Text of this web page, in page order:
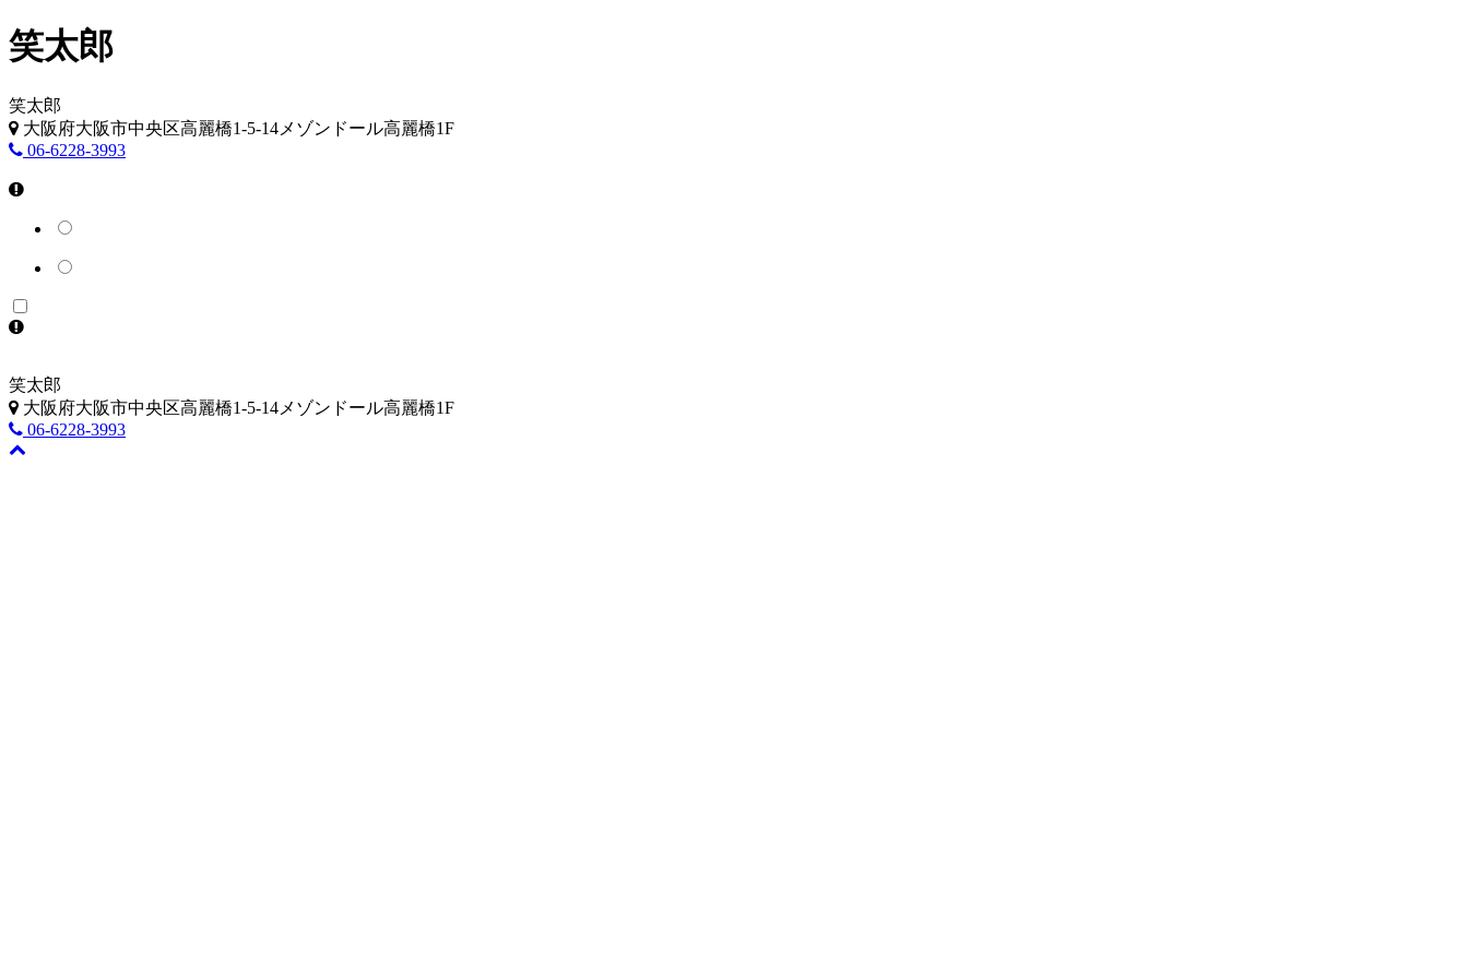
笑太郎
笑太郎
大阪府大阪市中央区高麗橋1-5-14メゾンドール高麗橋1F
06-6228-3993
笑太郎
大阪府大阪市中央区高麗橋1-5-14メゾンドール高麗橋1F
06-6228-3993